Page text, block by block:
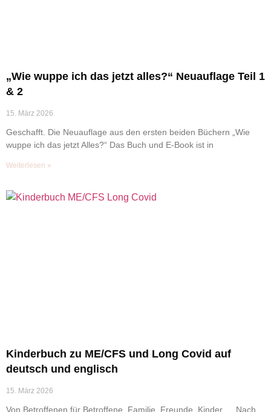
„Wie wuppe ich das jetzt alles?“ Neuauflage Teil 1
& 2
15. März 2026
Geschafft. Die Neuauflage aus den ersten beiden Büchern „Wie
wuppe ich das jetzt Alles?“ Das Buch und E-Book ist in
Weiterlesen »
Kinderbuch zu ME/CFS und Long Covid auf
deutsch und englisch
15. März 2026
Von Betroffenen für Betroffene, Familie, Freunde, Kinder … Nach